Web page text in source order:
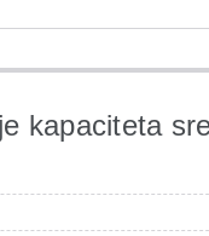
kapaciteta